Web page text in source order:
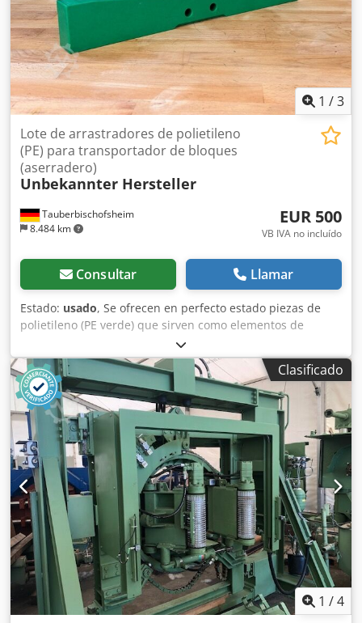
1 /3
Tauberbischofsheim
8.484 km
Lote de arrastradores de polietileno
(PE) para transportador de bloques
(aserradero)
Unbekannter Hersteller
EUR 500
VB IVA no incluído
Consultar Llamar
Estado: usado, Se ofrecen en perfecto estado piezas de
polietileno (PE verde) que sirven como elementos de
agarre para un sistema de poleas en una sierra. Datos
técnicos: - Longitud: 450 mm - Anchura: 40 mm - Altura:
50/70 mm - Distancia entre orificios: 50 mm Dksdpszrxr
Hefx Aahjr - Cantidad: 45 unidades
Clasificado
1 /4